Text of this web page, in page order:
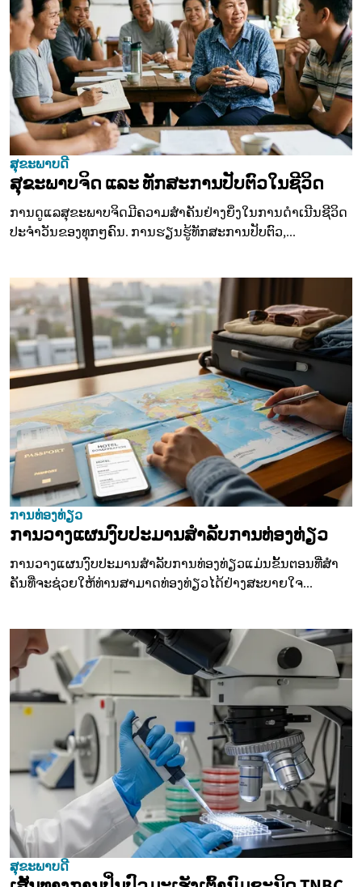
ສຸຂະພາບດີ
ສຸຂະພາບຈິດ ແລະ ທັກສະການປັບຕົວໃນຊີວິດ
ການດູແລສຸຂະພາບຈິດມີຄວາມສໍາຄັນຢ່າງຍິ່ງໃນການດຳເນີນຊີວິດ
ປະຈຳວັນຂອງທຸກໆຄົນ. ການຮຽນຮູ້ທັກສະການປັບຕົວ,...
ການທ່ອງທ່ຽວ
ການວາງແຜນງົບປະມານສໍາລັບການທ່ອງທ່ຽວ
ການວາງແຜນງົບປະມານສໍາລັບການທ່ອງທ່ຽວແມ່ນຂັ້ນຕອນທີ່ສໍາ
ຄັນທີ່ຈະຊ່ວຍໃຫ້ທ່ານສາມາດທ່ອງທ່ຽວໄດ້ຢ່າງສະບາຍໃຈ...
ສຸຂະພາບດີ